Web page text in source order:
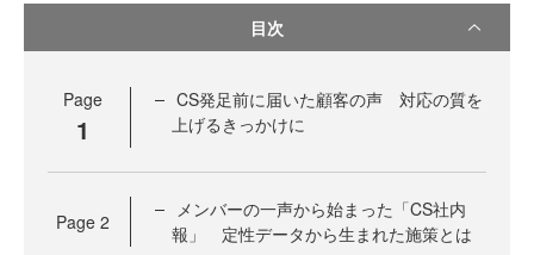
目次
Page
1
CS発足前に届いた顧客の声 対応の質を
上げるきっかけに
Page 2
メンバーの一声から始まった「CS社内
報」 定性データから生まれた施策とは